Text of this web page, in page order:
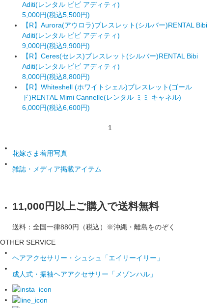
Aditi(レンタル ビビ アディティ)
5,000円(税込5,500円)
【R】Aurora(アウロラ)ブレスレット(シルバー)RENTAL Bibi
Aditi(レンタル ビビ アディティ)
9,000円(税込9,900円)
【R】Ceres(セレス)ブレスレット(シルバー)RENTAL Bibi
Aditi(レンタル ビビ アディティ)
8,000円(税込8,800円)
【R】Whiteshell (ホワイトシェル)ブレスレット(ゴール
ド)RENTAL Mimi Cannelle(レンタル ミミ キャネル)
6,000円(税込6,600円)
1
花嫁さま着用写真
雑誌・メディア掲載アイテム
11,000円以上ご購入で送料無料
送料：全国一律880円（税込）※沖縄・離島をのぞく
OTHER SERVICE
ヘアアクセサリー・シュシュ「エイリーイリー」
成人式・振袖ヘアアクセサリー「メゾンハル」